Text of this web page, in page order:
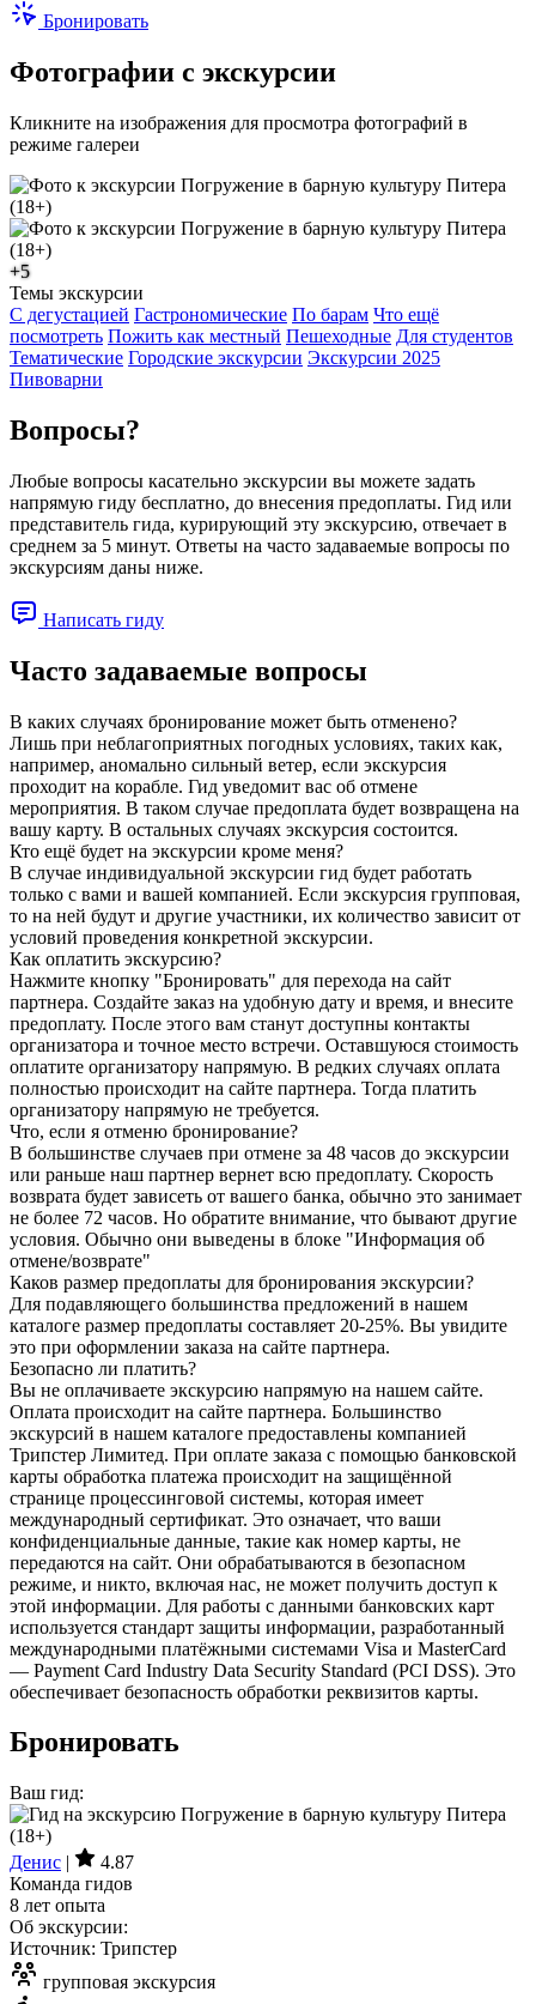
Бронировать
Фотографии с экскурсии
Кликните на изображения для просмотра фотографий в
режиме галереи
+5
Темы экскурсии
С дегустацией Гастрономические По барам Что ещё
посмотреть Пожить как местный Пешеходные Для студентов
Тематические Городские экскурсии Экскурсии 2025
Пивоварни
Вопросы?
Любые вопросы касательно экскурсии вы можете задать
напрямую гиду бесплатно, до внесения предоплаты. Гид или
представитель гида, курирующий эту экскурсию, отвечает в
среднем за 5 минут. Ответы на часто задаваемые вопросы по
экскурсиям даны ниже.
Написать гиду
Часто задаваемые вопросы
В каких случаях бронирование может быть отменено?
Лишь при неблагоприятных погодных условиях, таких как,
например, аномально сильный ветер, если экскурсия
проходит на корабле. Гид уведомит вас об отмене
мероприятия. В таком случае предоплата будет возвращена на
вашу карту. В остальных случаях экскурсия состоится.
Кто ещё будет на экскурсии кроме меня?
В случае индивидуальной экскурсии гид будет работать
только с вами и вашей компанией. Если экскурсия групповая,
то на ней будут и другие участники, их количество зависит от
условий проведения конкретной экскурсии.
Как оплатить экскурсию?
Нажмите кнопку "Бронировать" для перехода на сайт
партнера. Создайте заказ на удобную дату и время, и внесите
предоплату. После этого вам станут доступны контакты
организатора и точное место встречи. Оставшуюся стоимость
оплатите организатору напрямую. В редких случаях оплата
полностью происходит на сайте партнера. Тогда платить
организатору напрямую не требуется.
Что, если я отменю бронирование?
В большинстве случаев при отмене за 48 часов до экскурсии
или раньше наш партнер вернет всю предоплату. Скорость
возврата будет зависеть от вашего банка, обычно это занимает
не более 72 часов. Но обратите внимание, что бывают другие
условия. Обычно они выведены в блоке "Информация об
отмене/возврате"
Каков размер предоплаты для бронирования экскурсии?
Для подавляющего большинства предложений в нашем
каталоге размер предоплаты составляет 20-25%. Вы увидите
это при оформлении заказа на сайте партнера.
Безопасно ли платить?
Вы не оплачиваете экскурсию напрямую на нашем сайте.
Оплата происходит на сайте партнера. Большинство
экскурсий в нашем каталоге предоставлены компанией
Трипстер Лимитед. При оплате заказа с помощью банковской
карты обработка платежа происходит на защищённой
странице процессинговой системы, которая имеет
международный сертификат. Это означает, что ваши
конфиденциальные данные, такие как номер карты, не
передаются на сайт. Они обрабатываются в безопасном
режиме, и никто, включая нас, не может получить доступ к
этой информации. Для работы с данными банковских карт
используется стандарт защиты информации, разработанный
международными платёжными системами Visa и MasterCard
— Payment Card Industry Data Security Standard (PCI DSS). Это
обеспечивает безопасность обработки реквизитов карты.
Бронировать
Ваш гид:
Денис |
4.87
Команда гидов
8 лет опыта
Об экскурсии:
Источник: Трипстер
групповая экскурсия